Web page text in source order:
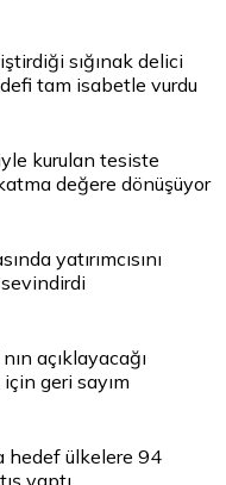
sığınak delici
tam isabetle vurdu
kurulan tesiste
değere dönüşüyor
yatırımcısını
açıklayacağı
geri sayım
hedef ülkelere 94